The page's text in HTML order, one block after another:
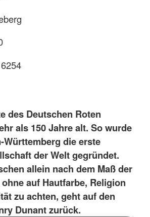
des Deutschen Roten
als 150 Jahre alt. So wurde
Württemberg die erste
der Welt gegründet.
allein nach dem Maß der
auf Hautfarbe, Religion
zu achten, geht auf den
Dunant zurück.